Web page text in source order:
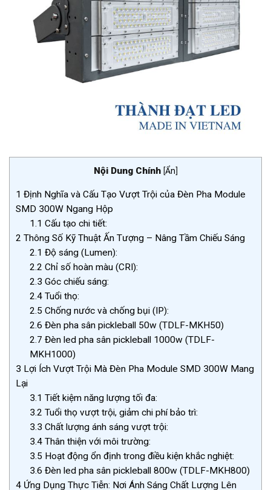
Nội Dung Chính [Ẩn]
1 Định Nghĩa và Cấu Tạo Vượt Trội của Đèn Pha Module
SMD 300W Ngang Hộp
1.1 Cấu tạo chi tiết:
2 Thông Số Kỹ Thuật Ấn Tượng – Nâng Tầm Chiếu Sáng
2.1 Độ sáng (Lumen):
2.2 Chỉ số hoàn màu (CRI):
2.3 Góc chiếu sáng:
2.4 Tuổi thọ:
2.5 Chống nước và chống bụi (IP):
2.6 Đèn pha sân pickleball 50w (TDLF-MKH50)
2.7 Đèn led pha sân pickleball 1000w (TDLF-
MKH1000)
3 Lợi Ích Vượt Trội Mà Đèn Pha Module SMD 300W Mang
Lại
3.1 Tiết kiệm năng lượng tối đa:
3.2 Tuổi thọ vượt trội, giảm chi phí bảo trì:
3.3 Chất lượng ánh sáng vượt trội:
3.4 Thân thiện với môi trường:
3.5 Hoạt động ổn định trong điều kiện khắc nghiệt:
3.6 Đèn led pha sân pickleball 800w (TDLF-MKH800)
4 Ứng Dụng Thực Tiễn: Nơi Ánh Sáng Chất Lượng Lên